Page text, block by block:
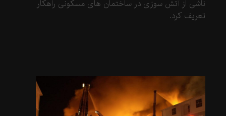
ناشی از آتش سوزی در ساختمان های مسکونی راهکار
تعریف کرد.